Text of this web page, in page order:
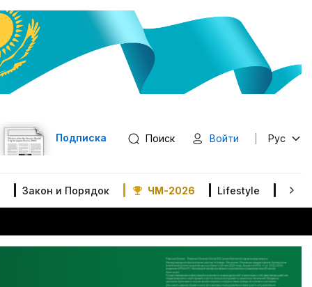
Подписка Поиск Войти Рус
Закон и Порядок ЧМ-2026 Lifestyle В